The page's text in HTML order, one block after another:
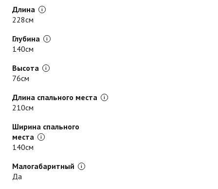
Длина
228см
Глубина
140см
Высота
76см
Длина спального места
210см
Ширина спального
места
140см
Малогабаритный
Да